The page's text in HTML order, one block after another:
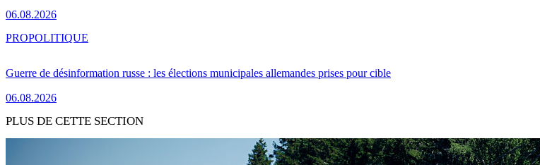
06.08.2026
Guerre de désinformation russe : les élections municipales allemandes prises pour cible
06.08.2026
PROPOLITIQUE
PLUS DE CETTE SECTION